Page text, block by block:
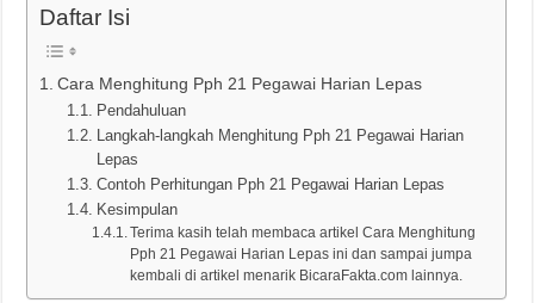
Daftar Isi
Cara Menghitung Pph 21 Pegawai Harian Lepas
Pendahuluan
Langkah-langkah Menghitung Pph 21 Pegawai Harian
Lepas
Contoh Perhitungan Pph 21 Pegawai Harian Lepas
Kesimpulan
Terima kasih telah membaca artikel Cara Menghitung
Pph 21 Pegawai Harian Lepas ini dan sampai jumpa
kembali di artikel menarik BicaraFakta.com lainnya.